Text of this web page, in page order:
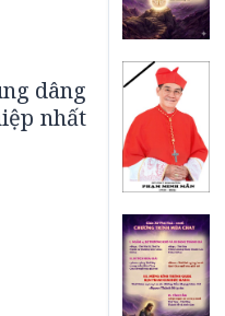
dâng
nhất